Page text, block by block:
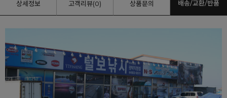
상세정보 고객리뷰(0) 상품문의 배송/교환/반품